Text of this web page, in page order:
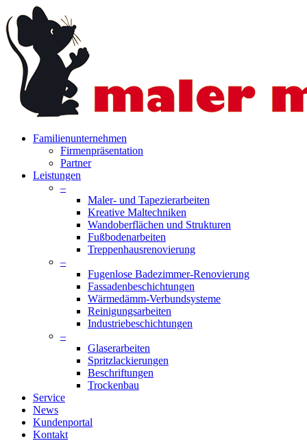
to
main
content
search
Menu
Familienunternehmen
Firmenpräsentation
Partner
Leistungen
–
Maler- und Tapezierarbeiten
Kreative Maltechniken
Wandoberflächen und Strukturen
Fußbodenarbeiten
Treppenhausrenovierung
–
Fugenlose Badezimmer-Renovierung
Fassadenbeschichtungen
Wärmedämm-Verbundsysteme
Reinigungsarbeiten
Industriebeschichtungen
–
Glaserarbeiten
Spritzlackierungen
Beschriftungen
Trockenbau
Service
News
Kundenportal
Kontakt